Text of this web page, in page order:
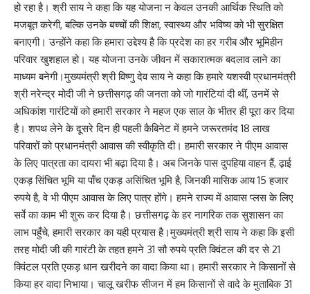
हो रहा है। श्री साय ने कहा कि यह योजना न केवल उनकी आर्थिक स्थिति को
मजबूत करेगी, बल्कि उनके बच्चों की शिक्षा, स्वास्थ्य और भविष्य को भी सुरक्षित
बनाएगी। उन्होंने कहा कि हमारा उद्देश्य है कि प्रदेश का हर गरीब और भूमिहीन
परिवार खुशहाल हो। यह योजना उनके जीवन में सकारात्मक बदलाव लाने का
माध्यम बनेगी।मुख्यमंत्री श्री विष्णु देव साय ने कहा कि हमारे यशस्वी प्रधानमंत्री
श्री नरेन्द्र मोदी जी ने छत्तीसगढ़ की जनता को जो गारंटियां दी थीं, उनमें से
अधिकांश गारंटियों को हमारी सरकार ने महज एक साल के भीतर ही पूरा कर दिया
है। शपथ लेने के दूसरे दिन ही पहली कैबिनेट में हमने जरूरतमंद 18 लाख
परिवारों को प्रधानमंत्री आवास की स्वीकृति दी। हमारी सरकार ने पीएम आवास
के लिए पात्रता का दायरा भी बढ़ा दिया है। अब जिनके पास दुपहिया वाहन हैं, ढ़ाई
एकड़ सिंचित भूमि या पाँच एकड़ असिंचित भूमि है, जिनकी मासिक आय 15 हजार
रुपये है, वे भी पीएम आवास के लिए पात्र होंगे। हमने राज्य में आवास प्लस के लिए
सर्वे का काम भी शुरू कर दिया है। छत्तीसगढ़ के हर नागरिक तक सुशासन का
लाभ पहुँचे, हमारी सरकार का यही प्रयास है।मुख्यमंत्री श्री साय ने कहा कि इसी
तरह मोदी जी की गारंटी के तहत हमने 31 सौ रुपये प्रति क्विंटल की दर से 21
क्विंटल प्रति एकड़ धान खरीदने का वादा किया था। हमारी सरकार ने किसानों से
किया हर वादा निभाया। चालू खरीफ सीजन में हम किसानों से वादे के मुताबिक 31